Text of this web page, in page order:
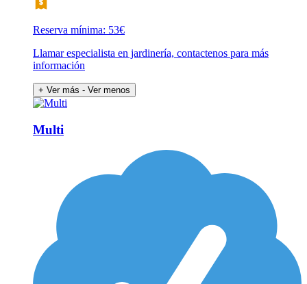
Reserva mínima: 53€
Llamar especialista en jardinería, contactenos para más
información
+ Ver más - Ver menos
Multi